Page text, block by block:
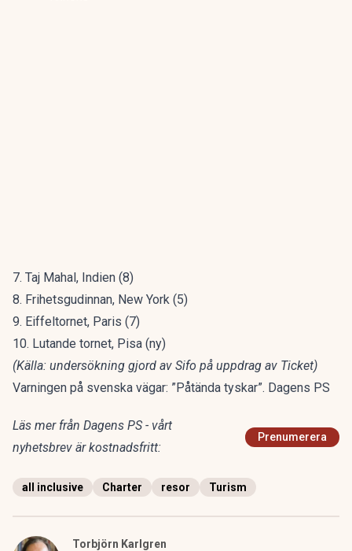
7. Taj Mahal, Indien (8)
8. Frihetsgudinnan, New York (5)
9. Eiffeltornet, Paris (7)
10. Lutande tornet, Pisa (ny)
(Källa: undersökning gjord av Sifo på uppdrag av Ticket)
Varningen på svenska vägar: ”Påtända tyskar”. Dagens PS
Läs mer från Dagens PS - vårt
nyhetsbrev är kostnadsfritt:
Prenumerera
all inclusive Charter resor Turism
Torbjörn Karlgren